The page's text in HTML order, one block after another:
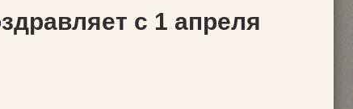
с 1 апреля